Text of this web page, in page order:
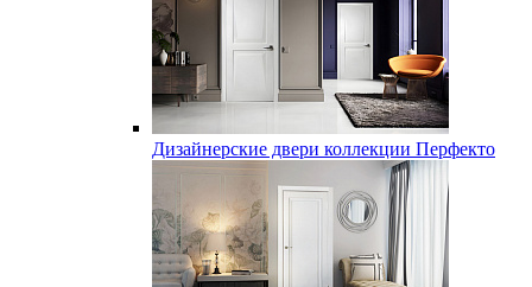
Дизайнерские двери коллекции Перфекто